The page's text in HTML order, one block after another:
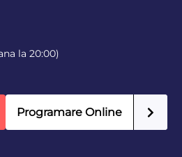
la 20:00)
Programare Online